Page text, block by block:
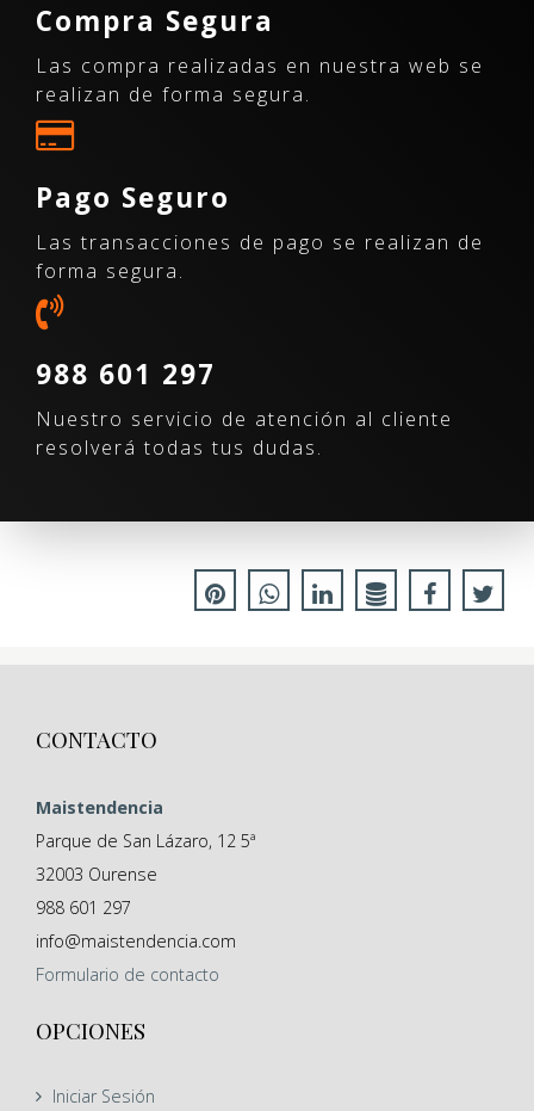
Compra Segura
Las compra realizadas en nuestra web se
realizan de forma segura.
Pago Seguro
Las transacciones de pago se realizan de
forma segura.
988 601 297
Nuestro servicio de atención al cliente
resolverá todas tus dudas.
CONTACTO
Maistendencia
Parque de San Lázaro, 12 5ª
32003 Ourense
988 601 297
info@maistendencia.com
Formulario de contacto
OPCIONES
Iniciar Sesión